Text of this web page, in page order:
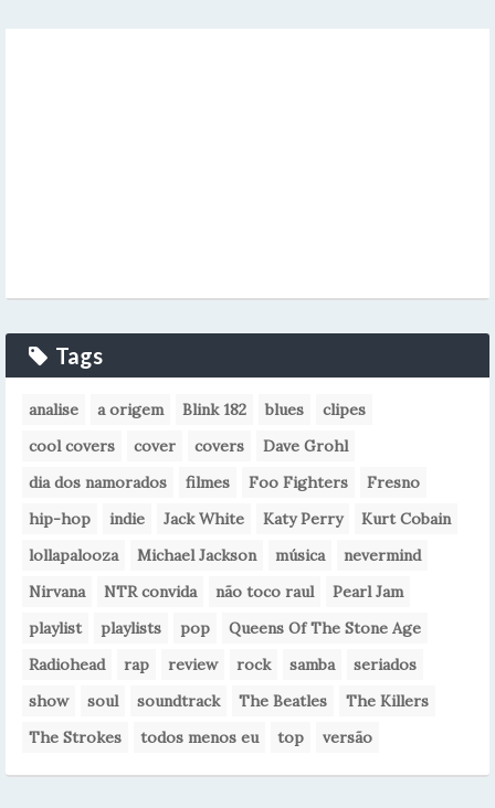
Tags
analise a origem Blink 182 blues
clipes
cool covers
cover covers
Dave Grohl
dia dos namorados
filmes Foo Fighters
Fresno
hip-hop
indie Jack White Katy Perry
Kurt Cobain
lollapalooza
Michael Jackson música
nevermind
Nirvana
NTR convida não toco raul
Pearl Jam
playlist
playlists pop
Queens Of The Stone Age
Radiohead
rap review rock samba
seriados
show
soul soundtrack The Beatles
The Killers
The Strokes
todos menos eu top versão